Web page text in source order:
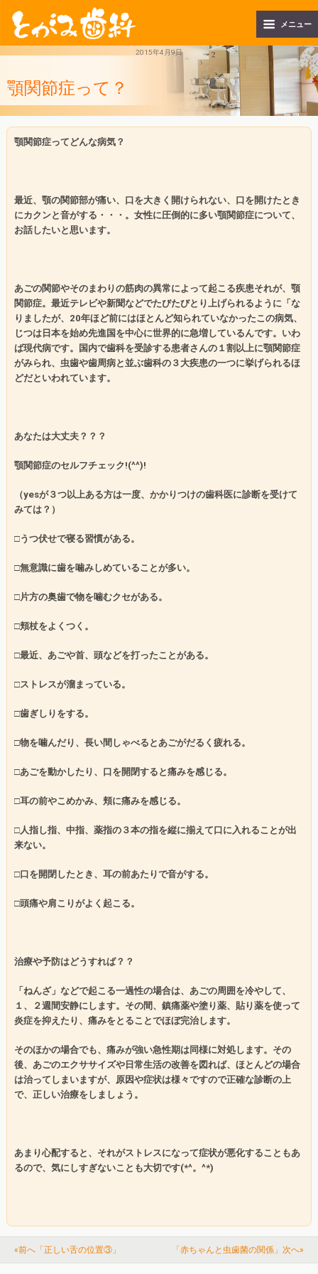
メニュー
2015年4月9日
顎関節症って？
顎関節症ってどんな病気？
最近、顎の関節部が痛い、口を大きく開けられない、口を開けたとき
にカクンと音がする・・・。女性に圧倒的に多い顎関節症について、
お話したいと思います。
あごの関節やそのまわりの筋肉の異常によって起こる疾患それが、顎
関節症。最近テレビや新聞などでたびたびとり上げられるように「な
りましたが、 20年ほど前にはほとんど知られていなかったこの病気、
じつは日本を始め先進国を中心に世界的に急増しているんです。いわ
ば現代病です。国内で歯科を受診する患者さんの１割以上に顎関節症
がみられ、虫歯や歯周病と並ぶ歯科の３大疾患の一つに挙げられるほ
どだといわれています。
あなたは大丈夫？？？
顎関節症のセルフチェック !(^^)!
（yesが３つ以上ある方は一度、かかりつけの歯科医に診断を受けて
みては？）
□うつ伏せで寝る習慣がある。
□無意識に歯を噛みしめていることが多い。
□片方の奥歯で物を噛むクセがある。
□頬杖をよくつく。
□最近、あごや首、頭などを打ったことがある。
□ストレスが溜まっている。
□歯ぎしりをする。
□物を噛んだり、長い間しゃべるとあごがだるく疲れる。
□あごを動かしたり、口を開閉すると痛みを感じる。
□耳の前やこめかみ、頬に痛みを感じる。
□人指し指、中指、薬指の３本の指を縦に揃えて口に入れることが出
来ない。
□口を開閉したとき、耳の前あたりで音がする。
□頭痛や肩こりがよく起こる。
治療や予防はどうすれば？？
「ねんざ」などで起こる一過性の場合は、あごの周囲を冷やして、
１、２週間安静にします。その間、鎮痛薬や塗り薬、貼り薬を使って
炎症を抑えたり、痛みをとることでほぼ完治します。
そのほかの場合でも、痛みが強い急性期は同様に対処します。その
後、あごのエクササイズや日常生活の改善を図れば、ほとんどの場合
は治ってしまいますが、原因や症状は様々ですので正確な診断の上
で、正しい治療をしましょう。
あまり心配すると、それがストレスになって症状が悪化することもあ
るので、気にしすぎないことも大切です(*^。 ^*)
«前へ「正しい舌の位置③」 「赤ちゃんと虫歯菌の関係」次へ»